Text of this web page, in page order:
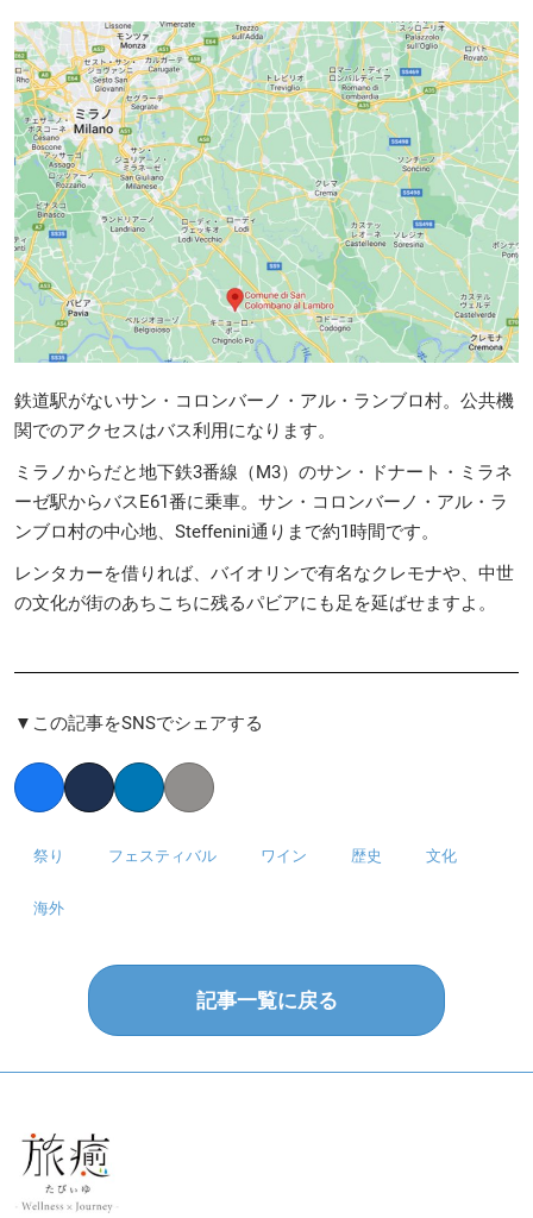
鉄道駅がないサン・コロンバーノ・アル・ランブロ村。公共機
関でのアクセスはバス利用になります。
ミラノからだと地下鉄3番線（M3）のサン・ドナート・ミラネ
ーゼ駅からバスE61番に乗車。サン・コロンバーノ・アル・ラ
ンブロ村の中心地、Steffenini通りまで約1時間です。
レンタカーを借りれば、バイオリンで有名なクレモナや、中世
の文化が街のあちこちに残るパビアにも足を延ばせますよ。
▼この記事をSNSでシェアする
FacebookTwitterLinkedInCopy link
祭り フェスティバル ワイン 歴史 文化
海外
記事一覧に戻る